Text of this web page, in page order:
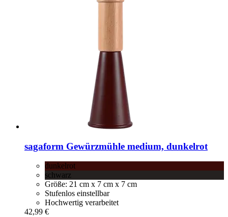
sagaform Gewürzmühle medium, dunkelrot
dunkelrot
schwarz
Größe: 21 cm x 7 cm x 7 cm
Stufenlos einstellbar
Hochwertig verarbeitet
42,99 €